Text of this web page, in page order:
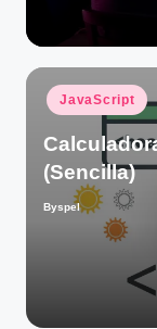
Publicado
en
JavaScript
(Sencilla)
Publicado
Byspel